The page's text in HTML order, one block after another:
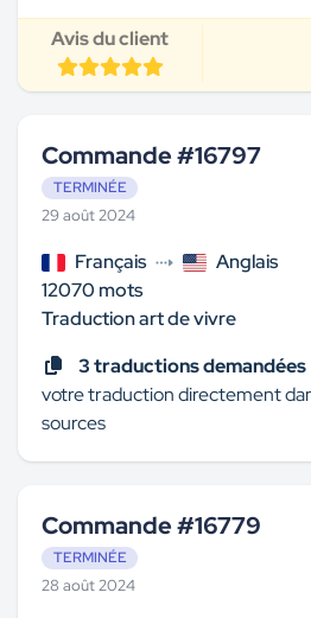
Avis du client
Commande #16797
TERMINÉE
29 août 2024
Français
Anglais
12070 mots
Traduction art de vivre
3 traductions demandées
votre traduction directement
sources
Commande #16779
TERMINÉE
28 août 2024